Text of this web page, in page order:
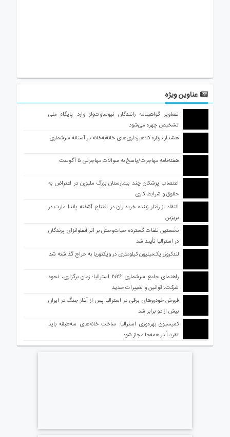
عناوین ویژه
تصاویر گواهینامه رانندگان نیوساوت‌ولز وارد پایگاه ملی
تشخیص چهره می‌شود
هشدار درباره کلاهبرداری‌های خانه‌به‌خانه در آستانه سرشماری
هفته‌نامه مهاجرت/پاسخ به سوالات مهاجرتی ۵ آگوست
اعتصاب پزشکان چند بیمارستان بزرگ ملبورن در اعتراض به
حقوق و شرایط کاری
انتقاد از رفتار زننده خریداران در افتتاح آشفته پاندا مارت در
بریزبن
نخستین تلفات گسترده حیات‌وحش بر اثر آنفلوانزای پرندگان
در استرالیا تأیید شد
لندکروزر یک‌میلیون کیلومتری در ویکتوریا به حراج گذاشته شد
راهنمای جامع سرشماری ۲۰۲۶ استرالیا؛ زمان برگزاری، نحوه
شرکت، قوانین و تغییرات جدید
فروش خودروهای برقی در استرالیا پس از آغاز جنگ در ایران
بیش از دو برابر شد
کمیسیون بهره‌وری استرالیا: ساخت خانه‌های سه‌طبقه باید
تقریباً در همه‌جا مجاز شود